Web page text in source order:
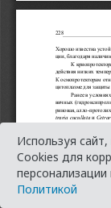
Используя
Cookies для
Политикой